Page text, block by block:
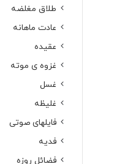
طلاق مغلضه
عادت ماهانه
عقیده
غزوه ی موته
غسل
غلیظه
فایلهای صوتی
فدیه
فضائل روزه